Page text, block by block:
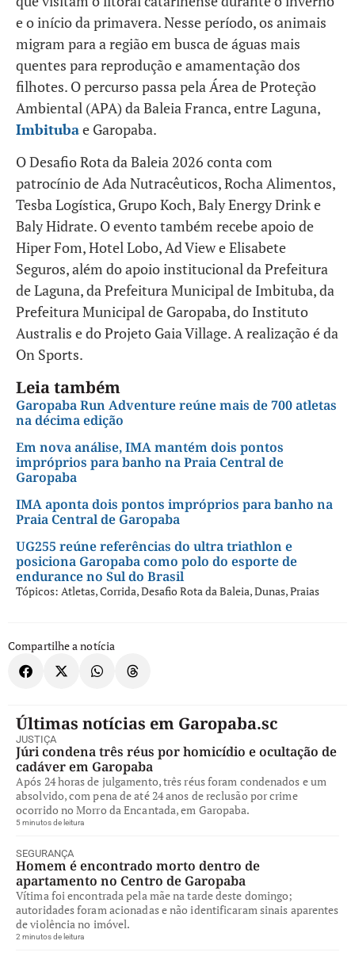
e o início da primavera. Nesse período, os animais
migram para a região em busca de águas mais
quentes para reprodução e amamentação dos
filhotes. O percurso passa pela Área de Proteção
Ambiental (APA) da Baleia Franca, entre Laguna,
Imbitubae Garopaba.
O Desafio Rota da Baleia 2026 conta com
patrocínio de Ada Nutracêuticos, Rocha Alimentos,
Tesba Logística, Grupo Koch, Baly Energy Drink e
Baly Hidrate. O evento também recebe apoio de
Hiper Fom, Hotel Lobo, Ad View e Elisabete
Seguros, além do apoio institucional da Prefeitura
de Laguna, da Prefeitura Municipal de Imbituba, da
Prefeitura Municipal de Garopaba, do Instituto
Australis e do Projeto Gaia Village. A realização é da
On Sports.
Leia também
Garopaba Run Adventure reúne mais de 700 atletas
na décima edição
Em nova análise, IMA mantém dois pontos
impróprios para banho na Praia Central de
Garopaba
IMA aponta dois pontos impróprios para banho na
Praia Central de Garopaba
UG255 reúne referências do ultra triathlon e
posiciona Garopaba como polo do esporte de
endurance no Sul do Brasil
Tópicos: Atletas,Corrida,Desafio Rota da Baleia,Dunas,Praias
Compartilhe a notícia
Últimas notícias em Garopaba.sc
JUSTIÇA
Júri condena três réus por homicídio e ocultação de
cadáver em Garopaba
Após 24 horas de julgamento, três réus foram condenados e um
absolvido, com pena de até 24 anos de reclusão por crime
ocorrido no Morro da Encantada, em Garopaba.
5 minutos de leitura
SEGURANÇA
Homem é encontrado morto dentro de
apartamento no Centro de Garopaba
Vítima foi encontrada pela mãe na tarde deste domingo;
autoridades foram acionadas e não identificaram sinais aparentes
de violência no imóvel.
2 minutos de leitura